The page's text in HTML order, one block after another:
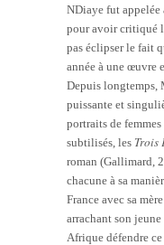
NDiaye fut appelée
pour avoir critiqué
pas éclipser le fait
année à une œuvre
Depuis longtemps,
puissante et
portraits de
subtilisés, les Trois
roman (Gallimard,
chacune à sa
France avec sa
arrachant son
Afrique défendre ce